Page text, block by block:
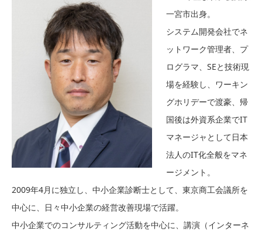
一宮市出身。
システム開発会社でネ
ットワーク管理者、プ
ログラマ、SEと技術現
場を経験し、ワーキン
グホリデーで渡豪、帰
国後は外資系企業でIT
マネージャとして日本
法人のIT化全般をマネ
ージメント。
2009年4月に独立し、中小企業診断士として、東京商工会議所を
中心に、日々中小企業の経営改善現場で活躍。
中小企業でのコンサルティング活動を中心に、講演（インターネ